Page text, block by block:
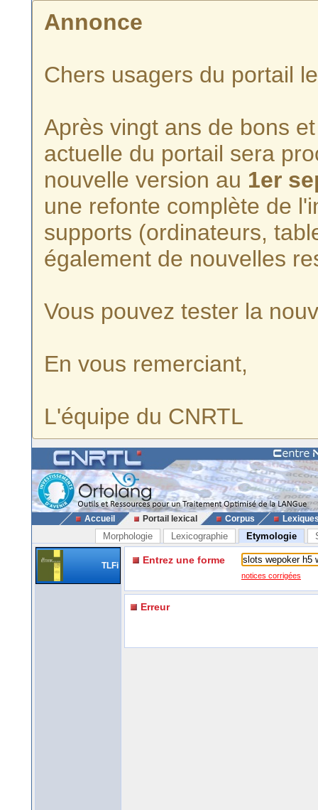
Annonce
Chers usagers du portail
Après vingt ans de bons
actuelle du portail sera
nouvelle version au 1er
une refonte complète de
supports (ordinateurs,
également de nouvelles
Vous pouvez tester la
En vous remerciant,
L'équipe du CNRTL
Accueil Portail lexical Corpus
Morphologie Lexicographie Etymologie
TLFi Entrez une forme
notices corrigées
Erreur